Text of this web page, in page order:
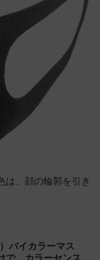
は、顔の輪郭を引き
バイカラーマス
で、カラーセンス